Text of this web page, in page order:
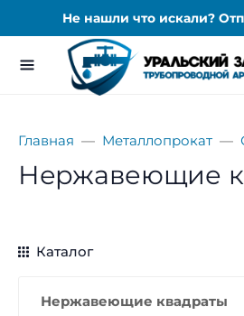
Не нашли что искали?
Главная Металлопрокат
Нержавеющие
Каталог
Нержавеющие квадраты